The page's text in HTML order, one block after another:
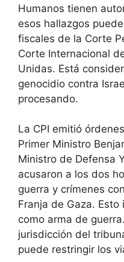
Humanos tienen
esos hallazgos
fiscales de la Corte
Corte Internacional
Unidas. Está
genocidio contra
procesando.
La CPI emitió
Primer Ministro
Ministro de Defensa
acusaron a los dos
guerra y crímenes
Franja de Gaza.
como arma de
jurisdicción del
puede restringir los